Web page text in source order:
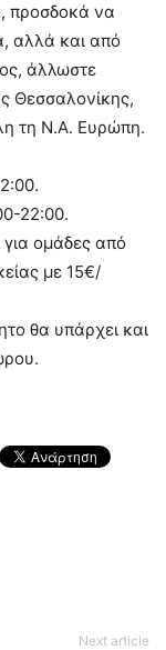
προσδοκά να
αλλά και από
άλλωστε
Θεσσαλονίκης,
τη Ν.Α. Ευρώπη.
22:00.
ομάδες από
με 15€/
θα υπάρχει και
Next article